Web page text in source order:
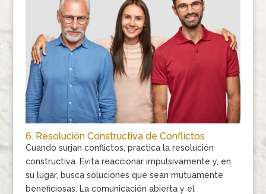
6. Resolución Constructiva de Conflictos
Cuando surjan conflictos, practica la resolución
constructiva. Evita reaccionar impulsivamente y, en
su lugar, busca soluciones que sean mutuamente
beneficiosas. La comunicación abierta y el